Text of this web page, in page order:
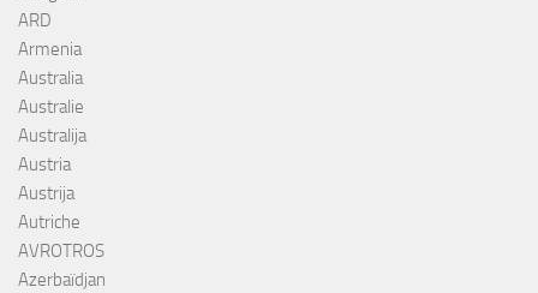
ARD
Armenia
Australia
Australie
Australija
Austria
Austrija
Autriche
AVROTROS
Azerbaïdjan